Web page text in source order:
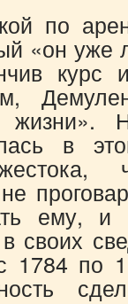
по
«он уже
курс
жизни».
в
ему, и
своих
1784 по